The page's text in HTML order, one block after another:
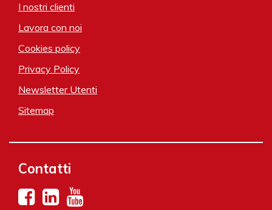
I nostri clienti
Lavora con noi
Cookies policy
Privacy Policy
Newsletter Utenti
Sitemap
Contatti